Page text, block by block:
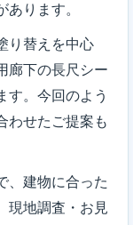
ります。
り替えを中心
廊下の長尺シー
す。今回のよう
わせたご提案も
、建物に合った
現地調査・お見